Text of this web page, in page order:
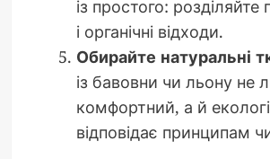
із простого: розділяйте
і органічні відходи.
Обирайте натуральні
із бавовни чи льону не
комфортний, а й
відповідає принципам